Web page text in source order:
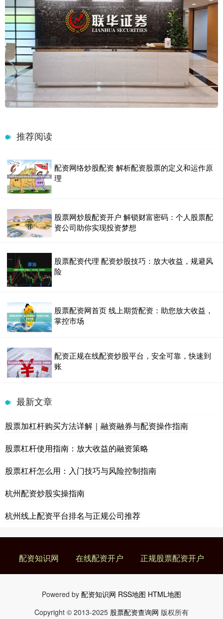
推荐阅读
配资网络炒股配资 解析配资股票的定义和运作原
理
股票网炒股配资开户 解锁财富密码：个人股票配
资公司助你实现投资梦想
股票配资代理 配资炒股技巧：放大收益，规避风
险
股票配资网首页 线上期货配资：助您放大收益，
掌控市场
配资正规在线配资炒股平台，安全可靠，快速到
账
最新文章
股票加杠杆购买方法详解｜融资融券与配资操作指南
股票杠杆使用指南：放大收益的融资策略
股票杠杆怎么用：入门技巧与风险控制指南
杭州配资炒股实操指南
杭州线上配资平台排名与正规公司推荐
配资知识网 在线配资开户 正规股票配资开户
Powered by 配资知识网 RSS地图 HTML地图
Copyright © 2013-2025 股票配资查询网 版权所有